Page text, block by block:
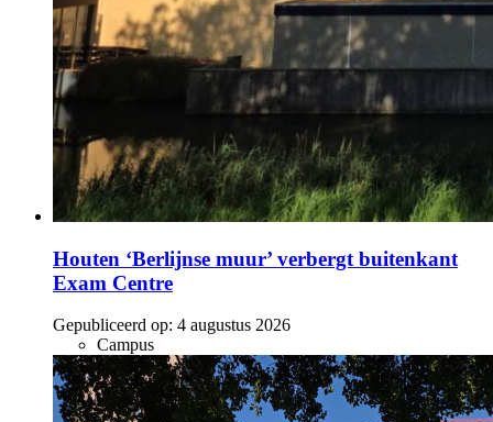
Houten ‘Berlijnse muur’ verbergt buitenkant
Exam Centre
Gepubliceerd op: 4 augustus 2026
Campus